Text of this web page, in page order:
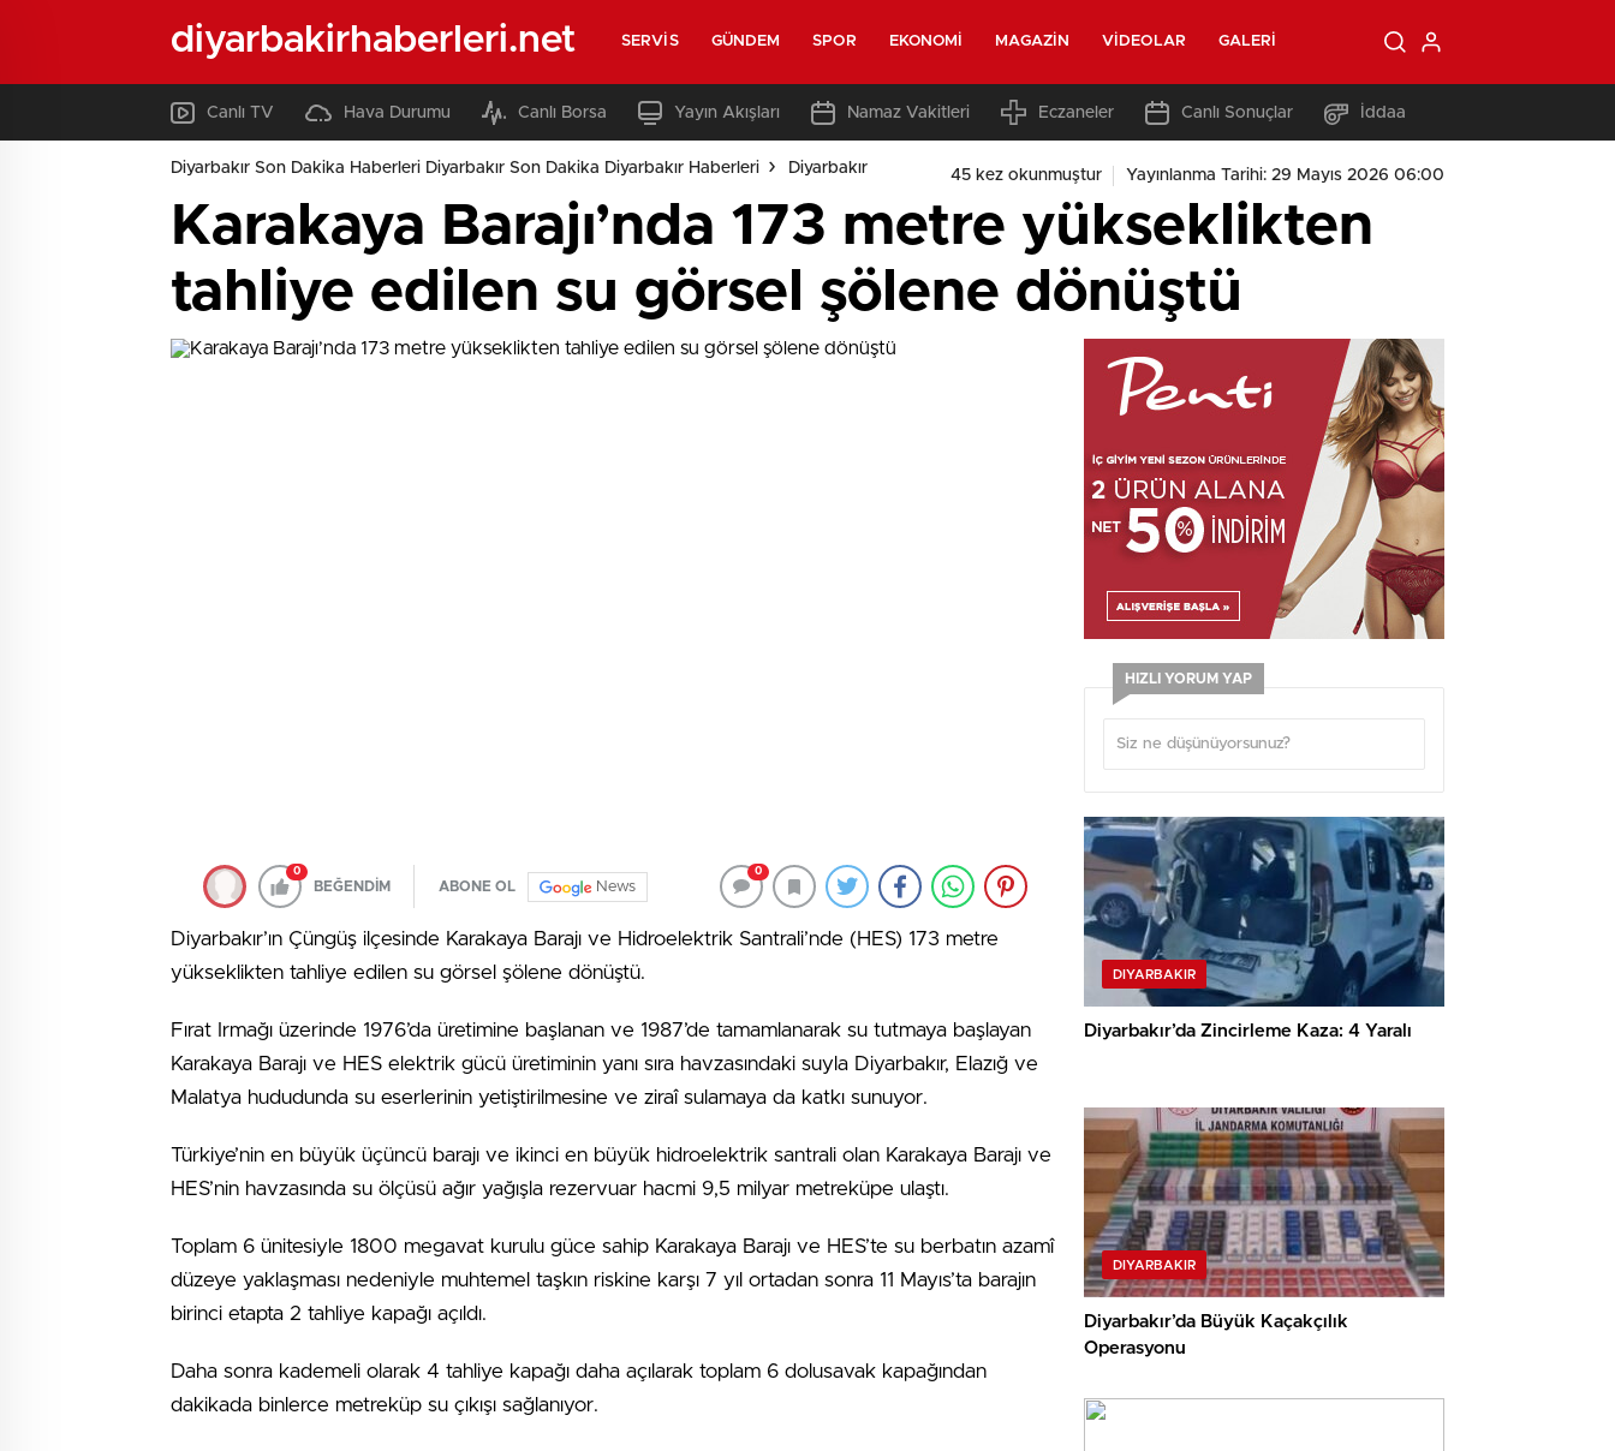
diyarbakirhaberleri.net SERVIS GÜNDEM SPOR EKONOMI MAGAZIN VIDEOLAR GALERI
Canlı TV Hava Durumu Canlı Borsa Yayın Akışları Namaz Vakitleri Eczaneler Canlı Sonuçlar İddaa
Diyarbakır Son Dakika Haberleri Diyarbakır Son Dakika Diyarbakır Haberleri Diyarbakır 45 kez okunmuştur Yayınlanma Tarihi: 29 Mayıs 2026 06:00
Karakaya Barajı’nda 173 metre yükseklikten
tahliye edilen su görsel şölene dönüştü
0
BEĞENDİM ABONE OL News
0
Diyarbakır’ın Çüngüş ilçesinde Karakaya Barajı ve Hidroelektrik Santrali’nde (HES) 173 metre
yükseklikten tahliye edilen su görsel şölene dönüştü.
Fırat Irmağı üzerinde 1976’da üretimine başlanan ve 1987’de tamamlanarak su tutmaya başlayan
Karakaya Barajı ve HES elektrik gücü üretiminin yanı sıra havzasındaki suyla Diyarbakır, Elazığ ve
Malatya hududunda su eserlerinin yetiştirilmesine ve ziraî sulamaya da katkı sunuyor.
Türkiye’nin en büyük üçüncü barajı ve ikinci en büyük hidroelektrik santrali olan Karakaya Barajı ve
HES’nin havzasında su ölçüsü ağır yağışla rezervuar hacmi 9,5 milyar metreküpe ulaştı.
Toplam 6 ünitesiyle 1800 megavat kurulu güce sahip Karakaya Barajı ve HES’te su berbatın azamî
düzeye yaklaşması nedeniyle muhtemel taşkın riskine karşı 7 yıl ortadan sonra 11 Mayıs’ta barajın
birinci etapta 2 tahliye kapağı açıldı.
Daha sonra kademeli olarak 4 tahliye kapağı daha açılarak toplam 6 dolusavak kapağından
dakikada binlerce metreküp su çıkışı sağlanıyor.
HIZLI YORUM YAP
DIYARBAKIR
Diyarbakır’da Zincirleme Kaza: 4 Yaralı
DIYARBAKIR
Diyarbakır’da Büyük Kaçakçılık
Operasyonu